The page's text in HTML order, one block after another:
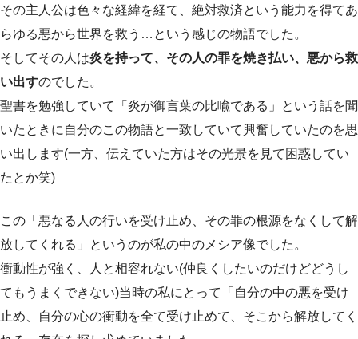
その主人公は色々な経緯を経て、絶対救済という能力を得てあ
らゆる悪から世界を救う…という感じの物語でした。
そしてその人は炎を持って、その人の罪を焼き払い、悪から救
い出すのでした。
聖書を勉強していて「炎が御言葉の比喩である」という話を聞
いたときに自分のこの物語と一致していて興奮していたのを思
い出します(一方、伝えていた方はその光景を見て困惑してい
たとか笑)
この「悪なる人の行いを受け止め、その罪の根源をなくして解
放してくれる」というのが私の中のメシア像でした。
衝動性が強く、人と相容れない(仲良くしたいのだけどどうし
てもうまくできない)当時の私にとって「自分の中の悪を受け
止め、自分の心の衝動を全て受け止めて、そこから解放してく